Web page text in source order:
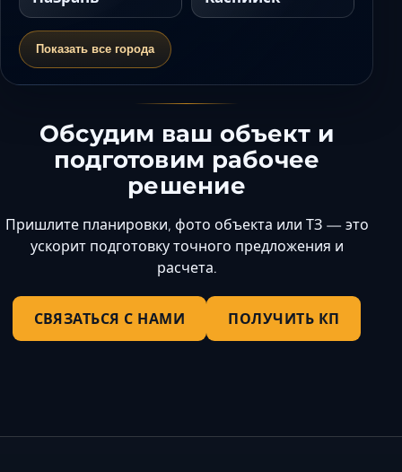
Показать все города
Обсудим ваш объект и
подготовим рабочее
решение
Пришлите планировки, фото объекта или ТЗ — это
ускорит подготовку точного предложения и
расчета.
СВЯЗАТЬСЯ С НАМИ ПОЛУЧИТЬ КП